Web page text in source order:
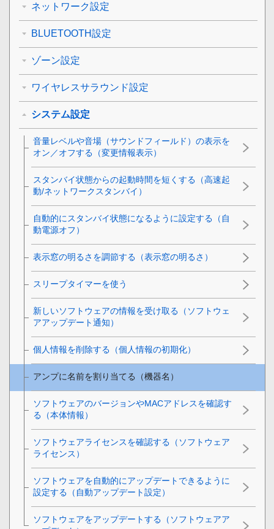
ネットワーク設定
BLUETOOTH設定
ゾーン設定
ワイヤレスサラウンド設定
システム設定
音量レベルや音場（サウンドフィールド）の表示を
オン／オフする（変更情報表示）
スタンバイ状態からの起動時間を短くする（高速起
動/ネットワークスタンバイ）
自動的にスタンバイ状態になるように設定する（ 自
動電源オフ）
表示窓の明るさを調節する（表示窓の明るさ）
スリープタイマーを使う
新しいソフトウェアの情報を受け取る（ ソフトウェ
アアップデート通知）
個人情報を削除する（個人情報の初期化）
アンプに名前を割り当てる（機器名）
ソフトウェアのバージョンやMACアドレスを確認す
る（本体情報）
ソフトウェアライセンスを確認する（ソフトウェア
ライセンス）
ソフトウェアを自動的にアップデートできるように
設定する（自動アップデート設定）
ソフトウェアをアップデートする（ ソフトウェアア